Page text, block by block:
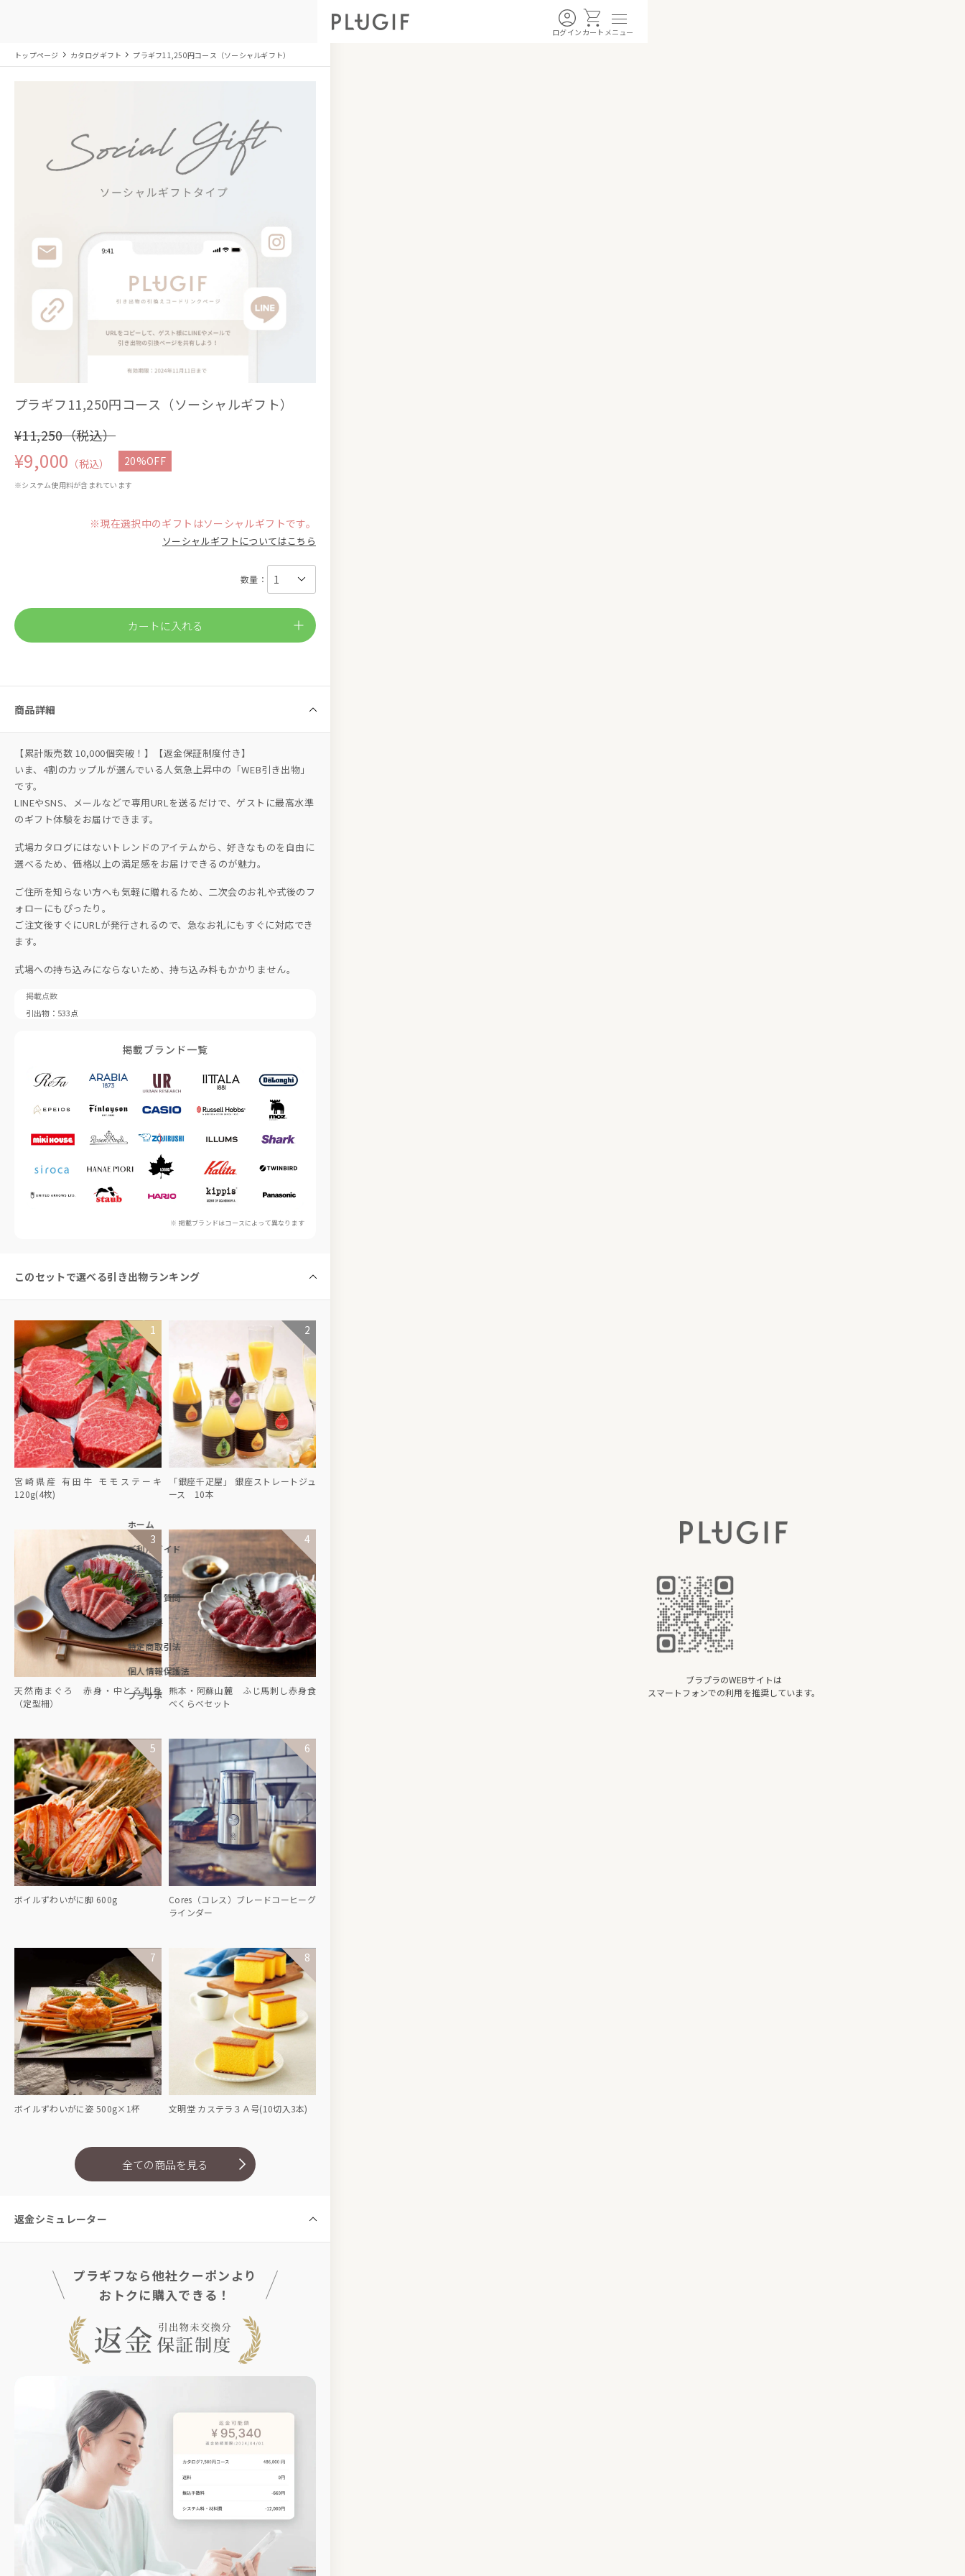
ログイン カート メニュー
トップページ カタログギフト プラギフ11,250円コース（ソーシャルギフト）
ホーム
ご利用ガイド
商品一覧
よくある質問
会社概要
特定商取引法
個人情報保護法
プラサポ
ブラプラのWEBサイトは
スマートフォンでの利用を推奨しています。
プラギフ11,250円コース（ソーシャルギフト）
¥11,250（税込）
¥9,000 （税込） 20%OFF
※システム使用料が含まれています
※現在選択中のギフトはソーシャルギフトです。
ソーシャルギフトについてはこちら
数量：
カートに入れる
商品詳細
【累計販売数 10,000個突破！】【返金保証制度付き】
いま、4割のカップルが選んでいる人気急上昇中の「WEB引き出物」
です。
LINEやSNS、メールなどで専用URLを送るだけで、ゲストに最高水準
のギフト体験をお届けできます。
式場カタログにはないトレンドのアイテムから、好きなものを自由に
選べるため、価格以上の満足感をお届けできるのが魅力。
ご住所を知らない方へも気軽に贈れるため、二次会のお礼や式後のフ
ォローにもぴったり。
ご注文後すぐにURLが発行されるので、急なお礼にもすぐに対応でき
ます。
式場への持ち込みにならないため、持ち込み料もかかりません。
掲載点数
引出物：533点
掲載ブランド一覧
※ 掲載ブランドはコースによって異なります
このセットで選べる引き出物ランキング
宮崎県産 有田牛 モモステーキ
120g(4枚)
「銀座千疋屋」 銀座ストレートジュ
ース 10本
天然南まぐろ 赤身・中とろ刺身
（定型柵）
熊本・阿蘇山麓 ふじ馬刺し赤身食
べくらべセット
ボイルずわいがに脚 600g
Cores（コレス）ブレードコーヒーグ
ラインダー
ボイルずわいがに姿 500g×1杯 文明堂 カステラ３Ａ号(10切入3本)
全ての商品を見る
返金シミュレーター
プラギフなら他社クーポンより
おトクに購入できる！